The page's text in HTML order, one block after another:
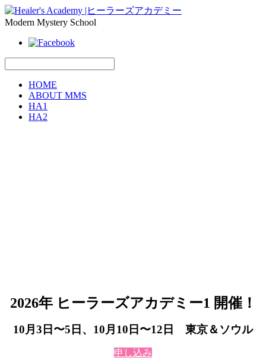
Modern Mystery School
HOME
ABOUT MMS
HA1
HA2
2026年 ヒーラーズアカデミー1 開催！
10月3日〜5日、10月10日〜12日 東京＆ソウル
申し込み